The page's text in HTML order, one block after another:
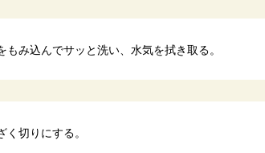
み込んでサッと洗い、水気を拭き取る。
切りにする。